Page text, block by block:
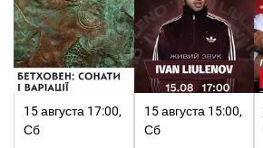
15 августа 17:00,
Сб
15 августа 15:00,
Сб